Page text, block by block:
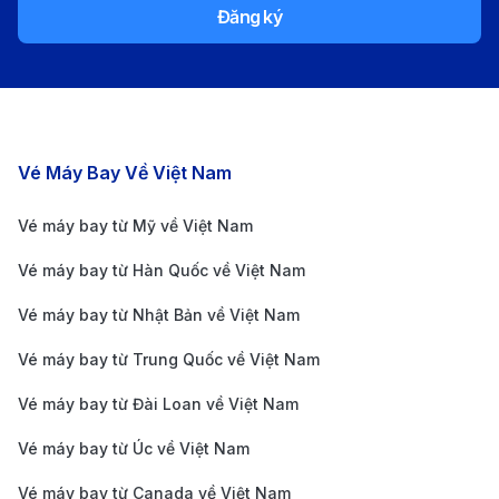
Dù bạn chọn bay thẳng nhanh chóng hay bay nối
chuyến tiết kiệm, Doha luôn sẵn sàng chào đón bạn
Đăng ký
Các chặng bay nổi bật
Vé Máy Bay Về Việt Nam
Vé máy bay từ Mỹ về Việt Nam
Vé máy bay từ Hàn Quốc về Việt Nam
Vé máy bay từ Nhật Bản về Việt Nam
Vé máy bay từ Trung Quốc về Việt Nam
Vé máy bay từ Đài Loan về Việt Nam
Vé máy bay từ Úc về Việt Nam
Vé máy bay từ Canada về Việt Nam